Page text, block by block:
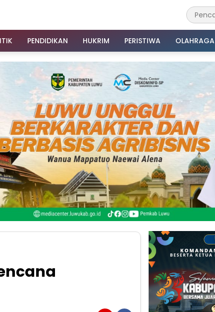
PENDIDIKAN HUKRIM PERISTIWA OLAHRAGA